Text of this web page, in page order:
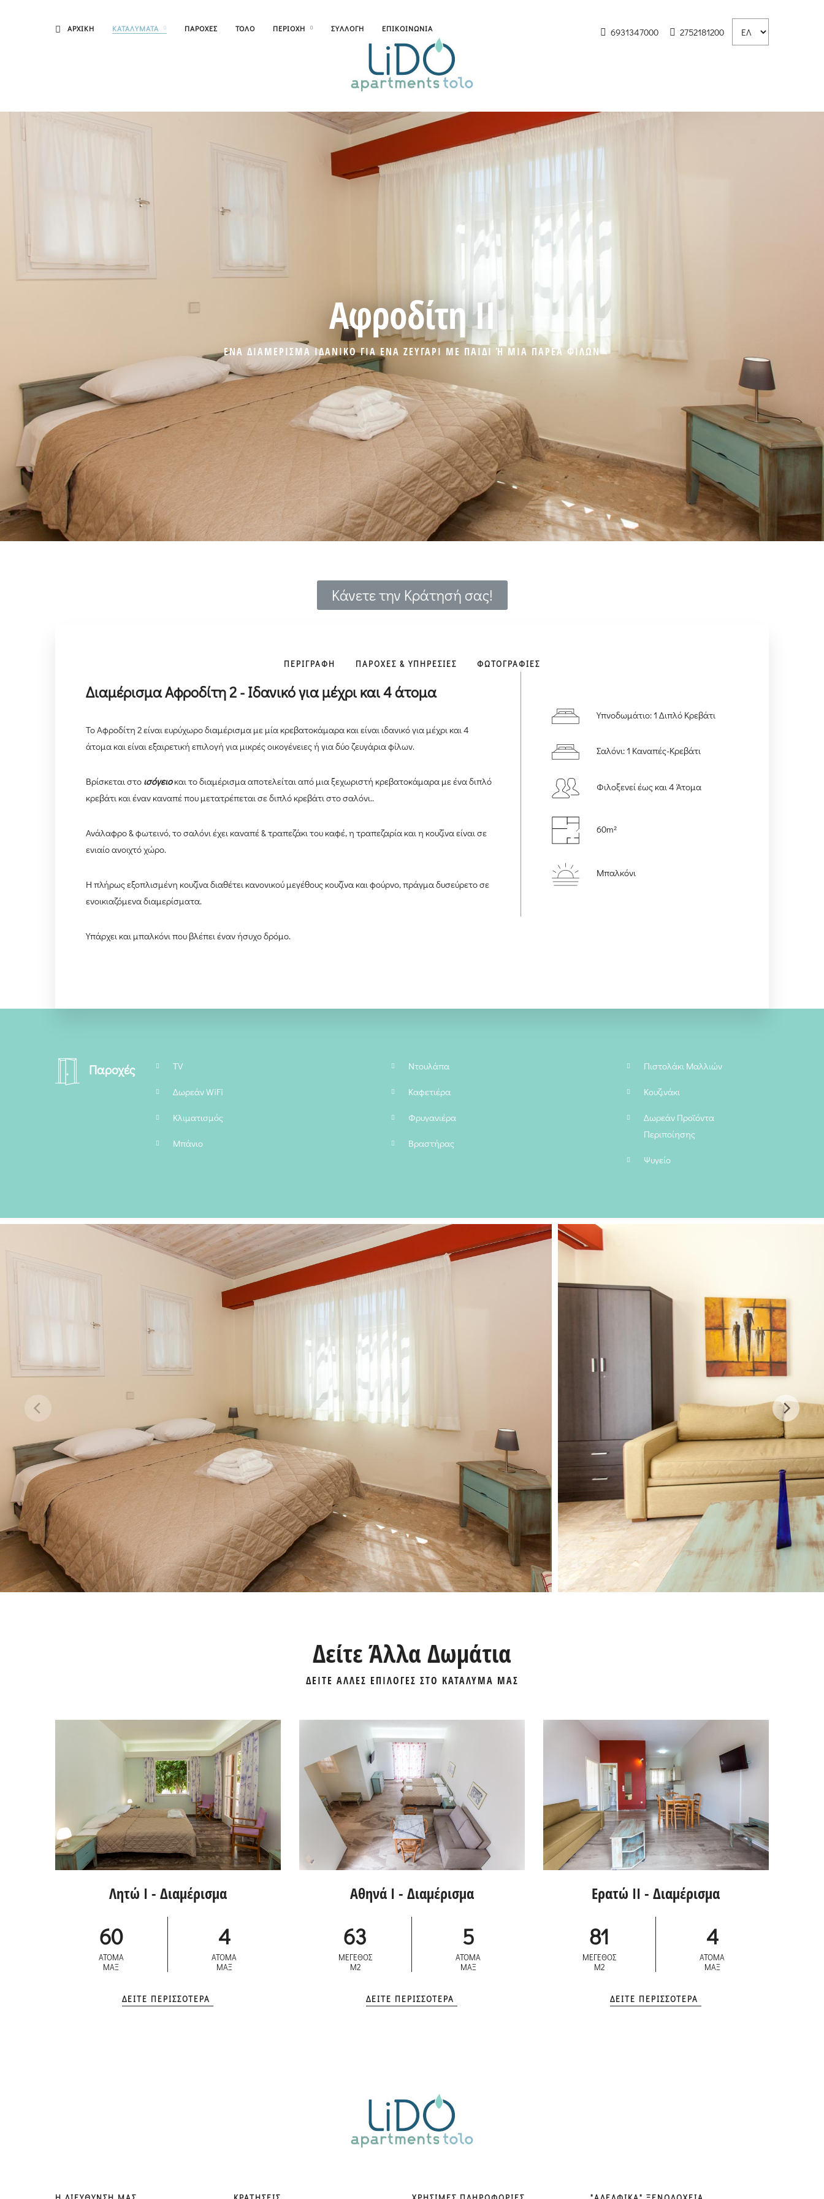
ΑΡΧΙΚΗ ΚΑΤΑΛΥΜΑΤΑ ΠΑΡΟΧΕΣ ΤΟΛΟ ΠΕΡΙΟΧΗ ΣΥΛΛΟΓΗ ΕΠΙΚΟΙΝΩΝΙΑ 6931347000 2752181200
Αφροδίτη II
ΕΝΑ ΔΙΑΜΕΡΙΣΜΑ ΙΔΑΝΙΚΟ ΓΙΑ ΕΝΑ ΖΕΥΓΑΡΙ ΜΕ ΠΑΙΔΙ Ή ΜΙΑ ΠΑΡΕΑ ΦΙΛΩΝ
Κάνετε την Κράτησή σας!
ΠΕΡΙΓΡΑΦΗ ΠΑΡΟΧΕΣ & ΥΠΗΡΕΣΙΕΣ ΦΩΤΟΓΡΑΦΙΕΣ
Διαμέρισμα Αφροδίτη 2 - Ιδανικό για μέχρι και 4 άτομα
Το Αφροδίτη 2 είναι ευρύχωρο διαμέρισμα με μία κρεβατοκάμαρα και είναι ιδανικό για μέχρι και 4
άτομα και είναι εξαιρετική επιλογή για μικρές οικογένειες ή για δύο ζευγάρια φίλων.
Βρίσκεται στο ισόγειοκαι το διαμέρισμα αποτελείται από μια ξεχωριστή κρεβατοκάμαρα με ένα διπλό
κρεβάτι και έναν καναπέ που μετατρέπεται σε διπλό κρεβάτι στο σαλόνι..
Ανάλαφρο & φωτεινό, το σαλόνι έχει καναπέ & τραπεζάκι του καφέ, η τραπεζαρία και η κουζίνα είναι σε
ενιαίο ανοιχτό χώρο.
Η πλήρως εξοπλισμένη κουζίνα διαθέτει κανονικού μεγέθους κουζίνα και φούρνο, πράγμα δυσεύρετο σε
ενοικιαζόμενα διαμερίσματα.
Υπάρχει και μπαλκόνι που βλέπει έναν ήσυχο δρόμο.
Υπνοδωμάτιο: 1 Διπλό Κρεβάτι
Σαλόνι: 1 Καναπές-Κρεβάτι
Φιλοξενεί έως και 4 Άτομα
60m²
Μπαλκόνι
Παροχές TV
Δωρεάν WiFi
Κλιματισμός
Μπάνιο
Ντουλάπα
Καφετιέρα
Φρυγανιέρα
Βραστήρας
Πιστολάκι Μαλλιών
Κουζινάκι
Δωρεάν Προϊόντα
Περιποίησης
Ψυγείο
Δείτε Άλλα Δωμάτια
ΔΕΙΤΕ ΑΛΛΕΣ ΕΠΙΛΟΓΕΣ ΣΤΟ ΚΑΤΑΛΥΜΑ ΜΑΣ
Λητώ I - Διαμέρισμα
60
ΑΤΟΜΑ
ΜΑΞ
4
ΑΤΟΜΑ
ΜΑΞ
ΔΕΙΤΕ ΠΕΡΙΣΣΟΤΕΡΑ
Αθηνά I - Διαμέρισμα
63
ΜΕΓΕΘΟΣ
M2
5
ΑΤΟΜΑ
ΜΑΞ
ΔΕΙΤΕ ΠΕΡΙΣΣΟΤΕΡΑ
Ερατώ II - Διαμέρισμα
81
ΜΕΓΕΘΟΣ
M2
4
ΑΤΟΜΑ
ΜΑΞ
ΔΕΙΤΕ ΠΕΡΙΣΣΟΤΕΡΑ